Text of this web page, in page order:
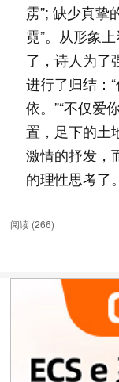
雳”; 缺少真挚
霓”。从形象
了，诗人为了
进行了归结：
依。”“不仅爱
置，足下的土
激情的抒发，
的理性思考了
阅读 (266)